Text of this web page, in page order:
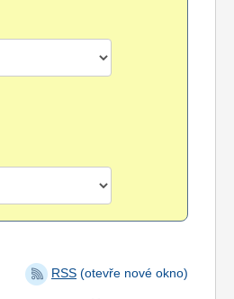
RSS (otevře nové okno)